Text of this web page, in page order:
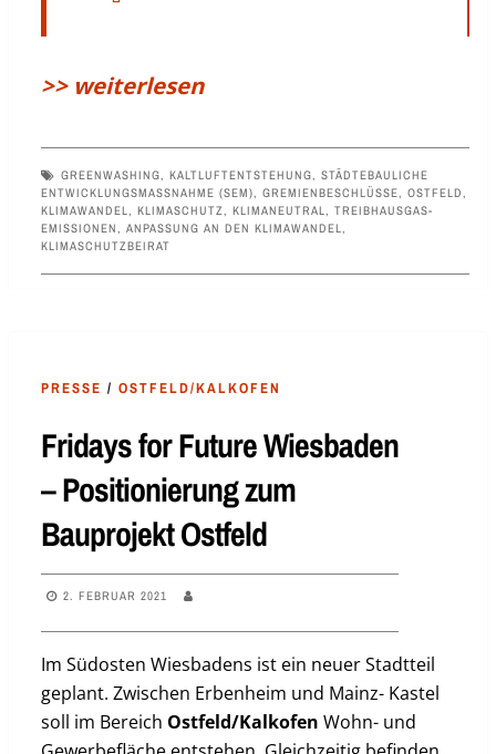
>> weiterlesen
GREENWASHING, KALTLUFTENTSTEHUNG, STÄDTEBAULICHE
ENTWICKLUNGSMASSNAHME (SEM) , GREMIENBESCHLÜSSE, OSTFELD,
KLIMAWANDEL, KLIMASCHUTZ, KLIMANEUTRAL, TREIBHAUSGAS-
EMISSIONEN, ANPASSUNG AN DEN KLIMAWANDEL,
KLIMASCHUTZBEIRAT
PRESSE / OSTFELD/KALKOFEN
Fridays for Future Wiesbaden
– Positionierung zum
Bauprojekt Ostfeld
2. FEBRUAR 2021
Im Südosten Wiesbadens ist ein neuer Stadtteil
geplant. Zwischen Erbenheim und Mainz- Kastel
soll im Bereich Ostfeld/Kalkofen Wohn- und